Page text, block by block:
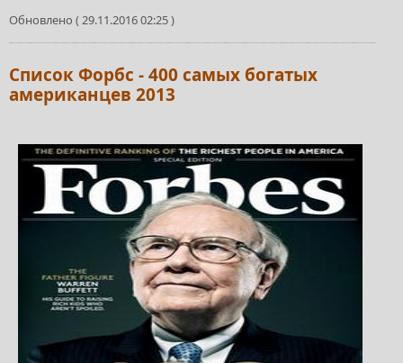
Обновлено ( 29.11.2016 02:25 )
Список Форбс - 400 самых богатых
американцев 2013